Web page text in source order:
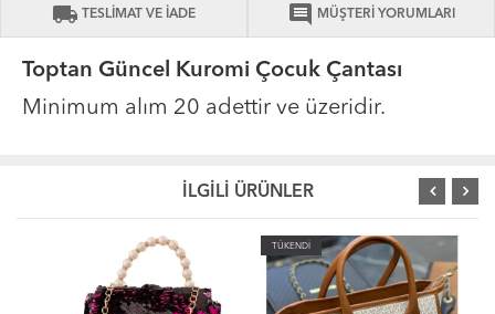
local_shipping TESLİMAT VE İADE comment MÜŞTERİ YORUMLARI
Toptan Güncel Kuromi Çocuk Çantası
Minimum alım 20 adettir ve üzeridir.
İLGİLİ ÜRÜNLER
TÜKENDİ